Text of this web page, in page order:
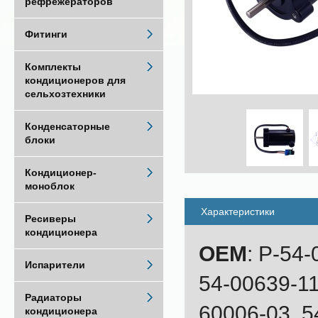
Характеристики
OEM: P-
54-00639-
60006-03,
Фитинги
Комплекты
кондиционеров для
сельхозтехники
Конденсаторные
блоки
Кондиционер-
моноблок
Ресиверы
кондиционера
Испарители
Радиаторы
кондиционера